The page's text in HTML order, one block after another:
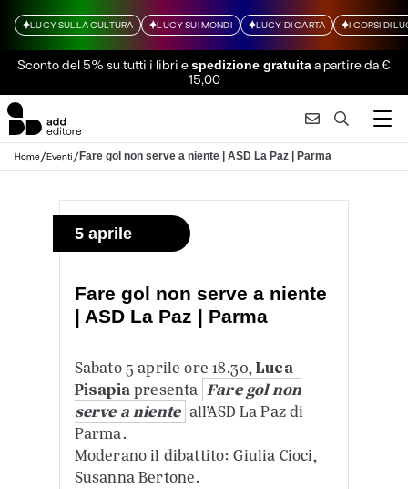
LUCY SULLA CULTURA LUCY SUI MONDI LUCY DI CARTA I CORSI DI
Sconto del 5% su tutti i libri espedizione gratuitaa partire da €
15,00
Home/Eventi/Fare gol non serve a niente | ASD La Paz | Parma
5 aprile
Fare gol non serve a niente
| ASD La Paz | Parma
Sabato 5 aprile ore 18.30,Luca
Pisapiapresenta Fare gol non
serve a niente all’ASD La Paz di
Parma.
Moderano il dibattito: Giulia Cioci,
Susanna Bertone.